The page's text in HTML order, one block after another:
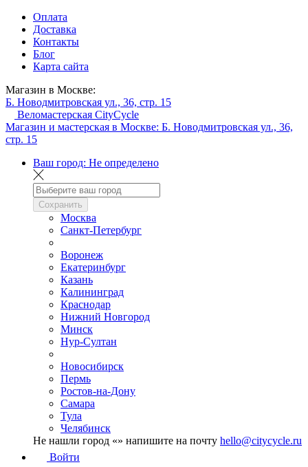
Оплата
Доставка
Контакты
Блог
Карта сайта
Магазин в Москве:
Б. Новодмитровская ул., 36, стр. 15
Веломастерская CityCycle
Магазин и мастерская в Москве: Б. Новодмитровская ул., 36,
стр. 15
Ваш город: Не определено
Сохранить
Москва
Санкт-Петербург
Воронеж
Екатеринбург
Казань
Калининград
Краснодар
Нижний Новгород
Минск
Нур-Султан
Новосибирск
Пермь
Ростов-на-Дону
Самара
Тула
Челябинск
Не нашли город «» напишите на почту hello@citycycle.ru
Войти